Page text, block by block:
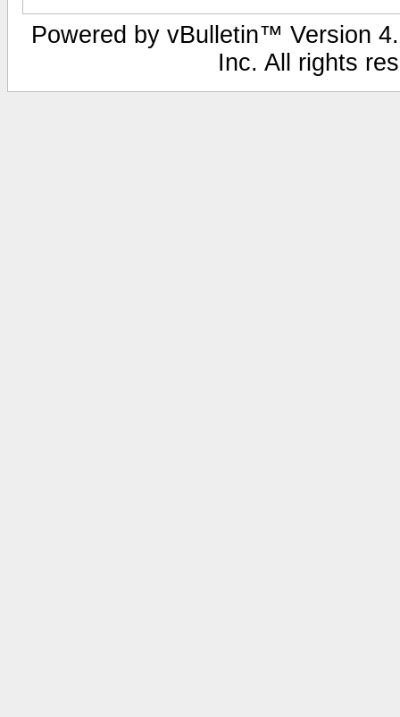
Powered by vBulletin™ Version
Inc. All rights